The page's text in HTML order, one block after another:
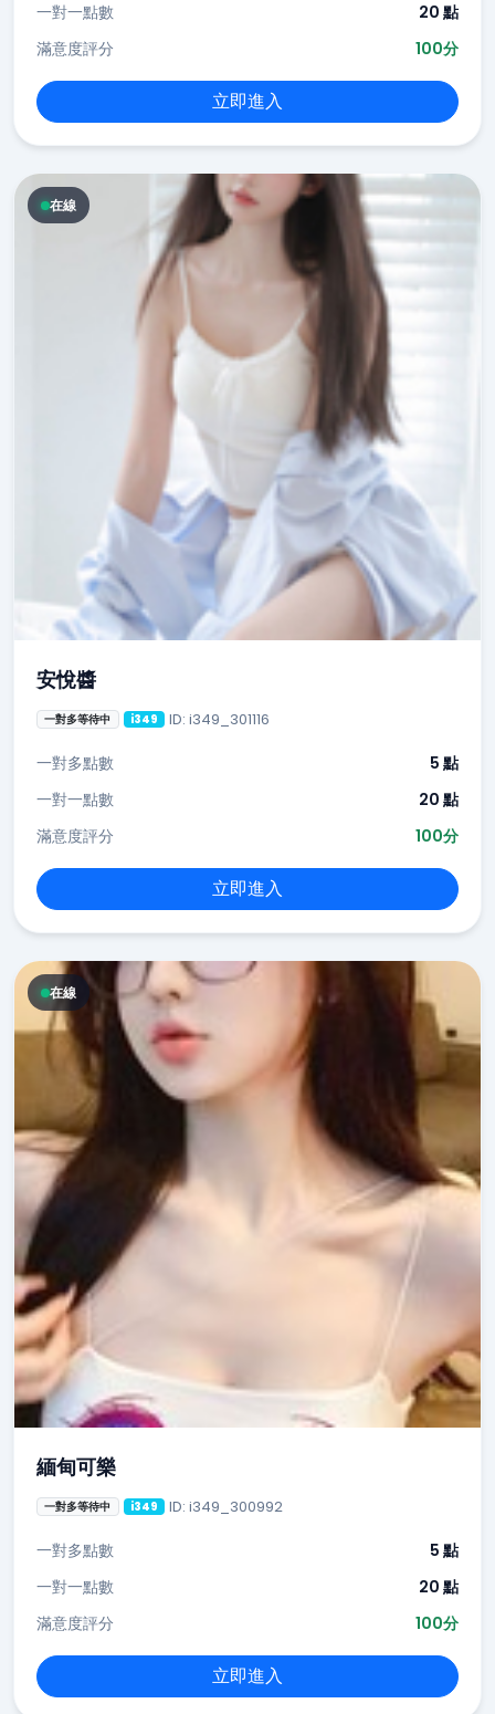
一對一點數
20 點
滿意度評分
100分
立即進入
在線
安悅醬
一對多等待中 i349 ID: i349_301116
一對多點數
5 點
一對一點數
20 點
滿意度評分
100分
立即進入
在線
緬甸可樂
一對多等待中 i349 ID: i349_300992
一對多點數
5 點
一對一點數
20 點
滿意度評分
100分
立即進入